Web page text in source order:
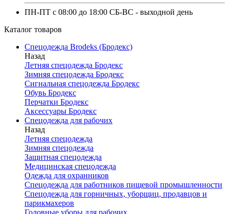
ПН-ПТ с 08:00 до 18:00 СБ-ВС - выходной день
Каталог товаров
Спецодежда Brodeks (Бродекс)
Назад
Летняя спецодежда Бродекс
Зимняя спецодежда Бродекс
Сигнальная спецодежда Бродекс
Обувь Бродекс
Перчатки Бродекс
Аксессуары Бродекс
Спецодежда для рабочих
Назад
Летняя спецодежда
Зимняя спецодежда
Защитная спецодежда
Медицинская спецодежда
Одежда для охранников
Спецодежда для работников пищевой промышленности
Спецодежда для горничных, уборщиц, продавцов и
парикмахеров
Головные уборы для рабочих